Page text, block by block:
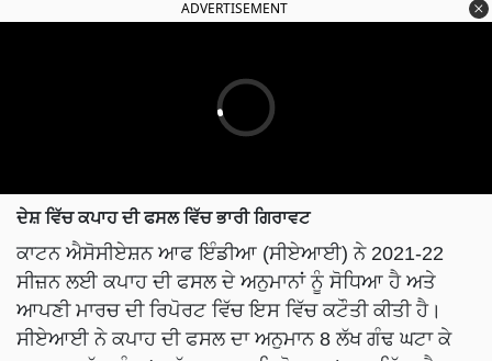
ਦੇਸ਼ ਵਿੱਚ ਕਪਾਹ ਦੀ ਫਸਲ ਵਿੱਚ ਭਾਰੀ ਗਿਰਾਵਟ
ਕਾਟਨ ਐਸੋਸੀਏਸ਼ਨ ਆਫ ਇੰਡੀਆ (ਸੀਏਆਈ) ਨੇ 2021-22
ਸੀਜ਼ਨ ਲਈ ਕਪਾਹ ਦੀ ਫਸਲ ਦੇ ਅਨੁਮਾਨਾਂ ਨੂੰ ਸੋਧਿਆ ਹੈ ਅਤੇ
ਆਪਣੀ ਮਾਰਚ ਦੀ ਰਿਪੋਰਟ ਵਿੱਚ ਇਸ ਵਿੱਚ ਕਟੌਤੀ ਕੀਤੀ ਹੈ।
ਸੀਏਆਈ ਨੇ ਕਪਾਹ ਦੀ ਫਸਲ ਦਾ ਅਨੁਮਾਨ 8 ਲੱਖ ਗੰਢ ਘਟਾ ਕੇ
335.13 ਲੱਖ ਗੰਢ (1 ਗੱਠ = 170 ਕਿਲੋਗ੍ਰਾਮ) ਕਰ ਦਿੱਤਾ ਹੈ।